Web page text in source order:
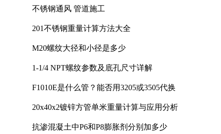
不锈钢通风 管道施工
201不锈钢重量计算方法大全
M20螺纹大径和小径是多少
1-1/4 NPT螺纹参数及底孔尺寸详解
F1010E是什么管？能否用3205或3505代换
20x40x2镀锌方管单米重量计算与应用分析
抗渗混凝土中P6和P8膨胀剂分别加多少